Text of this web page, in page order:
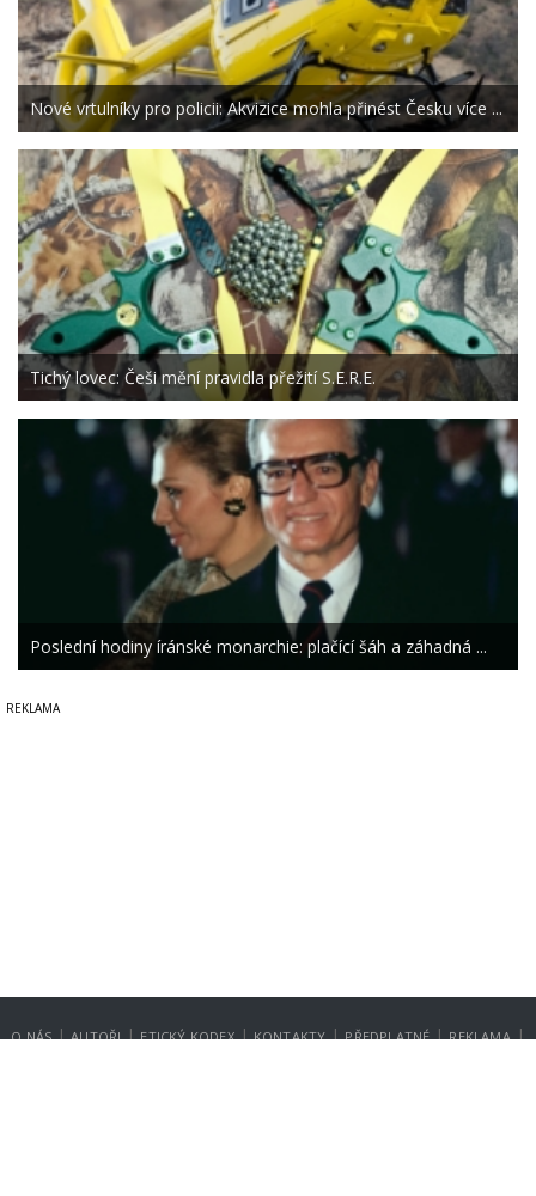
Nové vrtulníky pro policii: Akvizice mohla přinést Česku více ...
Tichý lovec: Češi mění pravidla přežití S.E.R.E.
Poslední hodiny íránské monarchie: plačící šáh a záhadná ...
O NÁS | AUTOŘI | ETICKÝ KODEX | KONTAKTY | PŘEDPLATNÉ | REKLAMA |